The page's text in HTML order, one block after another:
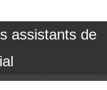
assistants de